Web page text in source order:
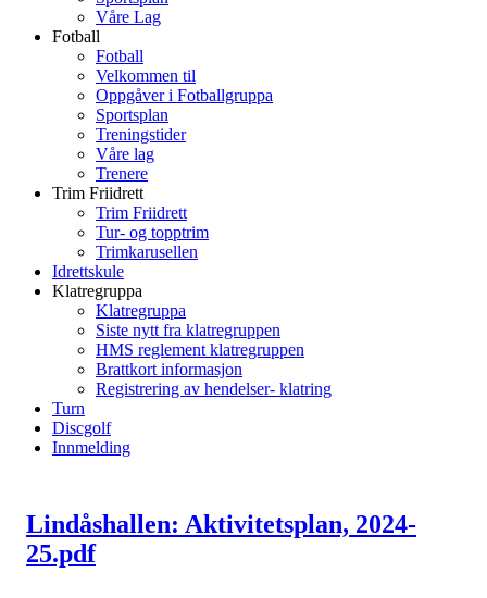
Våre Lag
Fotball
Fotball
Velkommen til
Oppgåver i Fotballgruppa
Sportsplan
Treningstider
Våre lag
Trenere
Trim Friidrett
Trim Friidrett
Tur- og topptrim
Trimkarusellen
Idrettskule
Klatregruppa
Klatregruppa
Siste nytt fra klatregruppen
HMS reglement klatregruppen
Brattkort informasjon
Registrering av hendelser- klatring
Turn
Discgolf
Innmelding
Lindåshallen: Aktivitetsplan, 2024-
25.pdf